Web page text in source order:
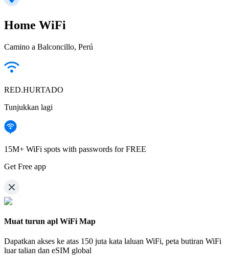
Home WiFi
Camino a Balconcillo, Perú
RED.HURTADO
Tunjukkan lagi
15M+ WiFi spots with passwords for FREE
Get Free app
Muat turun apl WiFi Map
Dapatkan akses ke atas 150 juta kata laluan WiFi, peta butiran WiFi
luar talian dan eSIM global